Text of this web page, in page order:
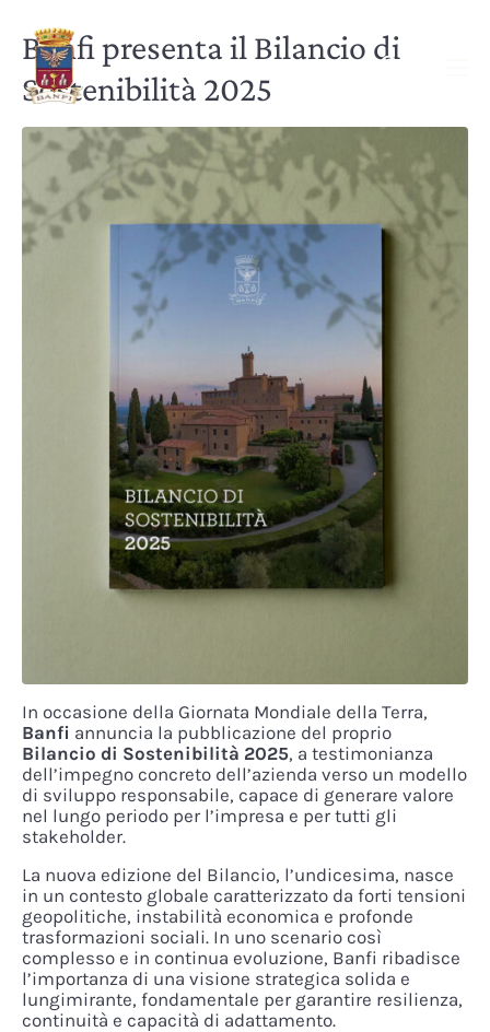
Banfi presenta il Bilancio di
Sostenibilità 2025
In occasione della Giornata Mondiale della Terra,
Banfi annuncia la pubblicazione del proprio
Bilancio di Sostenibilità 2025, a testimonianza
dell’impegno concreto dell’azienda verso un modello
di sviluppo responsabile, capace di generare valore
nel lungo periodo per l’impresa e per tutti gli
stakeholder.
La nuova edizione del Bilancio, l’undicesima, nasce
in un contesto globale caratterizzato da forti tensioni
geopolitiche, instabilità economica e profonde
trasformazioni sociali. In uno scenario così
complesso e in continua evoluzione, Banfi ribadisce
l’importanza di una visione strategica solida e
lungimirante, fondamentale per garantire resilienza,
continuità e capacità di adattamento.